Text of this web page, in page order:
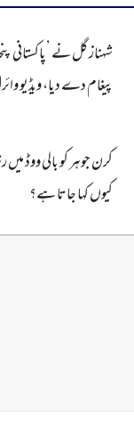
شہناز گل نے ’پاکستانی
پیغام دے دیا، ویڈیو
کرن جوہر کو بالی ووڈ
کیوں کہا جاتا ہے؟